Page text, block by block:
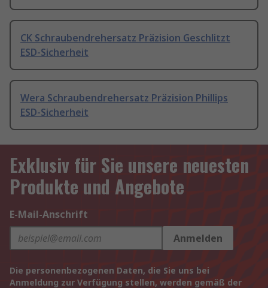
CK Schraubendrehersatz Präzision Geschlitzt
ESD-Sicherheit
Wera Schraubendrehersatz Präzision Phillips
ESD-Sicherheit
Exklusiv für Sie unsere neuesten
Produkte und Angebote
E-Mail-Anschrift
Anmelden
Die personenbezogenen Daten, die Sie uns bei
Anmeldung zur Verfügung stellen, werden gemäß der